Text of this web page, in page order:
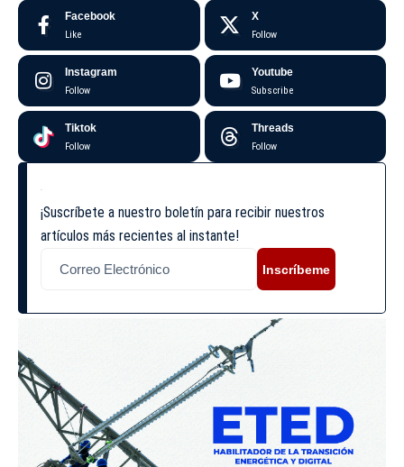
Facebook
Like
X
Follow
Instagram
Follow
Youtube
Subscribe
Tiktok
Follow
Threads
Follow
¡Suscríbete a nuestro boletín para recibir nuestros
artículos más recientes al instante!
Inscríbeme